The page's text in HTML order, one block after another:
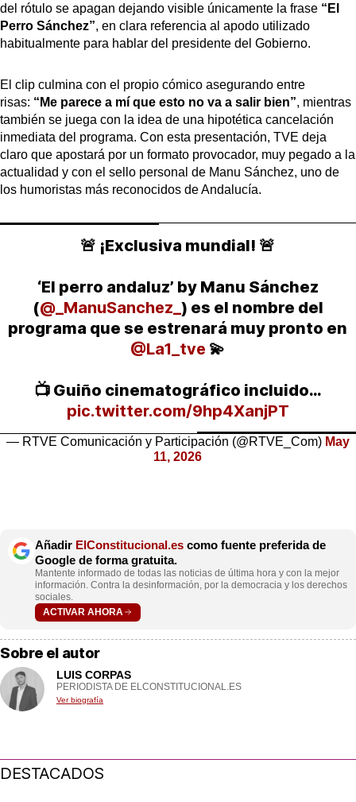
del rótulo se apagan dejando visible únicamente la frase “El
Perro Sánchez”, en clara referencia al apodo utilizado
habitualmente para hablar del presidente del Gobierno.
El clip culmina con el propio cómico asegurando entre
risas: “Me parece a mí que esto no va a salir bien”, mientras
también se juega con la idea de una hipotética cancelación
inmediata del programa. Con esta presentación, TVE deja
claro que apostará por un formato provocador, muy pegado a la
actualidad y con el sello personal de Manu Sánchez, uno de
los humoristas más reconocidos de Andalucía.
🚨 ¡Exclusiva mundial! 🚨
‘El perro andaluz’ by Manu Sánchez
(@_ManuSanchez_ ) es el nombre del
programa que se estrenará muy pronto en
@La1_tve 💫
📺 Guiño cinematográfico incluido…
pic.twitter.com/9hp4XanjPT
— RTVE Comunicación y Participación (@RTVE_Com) May
11, 2026
Añadir ElConstitucional.es como fuente preferida de
Google de forma gratuita.
Mantente informado de todas las noticias de última hora y con la mejor
información. Contra la desinformación, por la democracia y los derechos
sociales.
ACTIVAR AHORA
Sobre el autor
LUIS CORPAS
PERIODISTA DE ELCONSTITUCIONAL.ES
Ver biografía
DESTACADOS